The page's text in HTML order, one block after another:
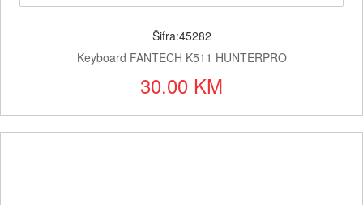
Šifra:45282
Keyboard FANTECH K511 HUNTERPRO
30.00 KM